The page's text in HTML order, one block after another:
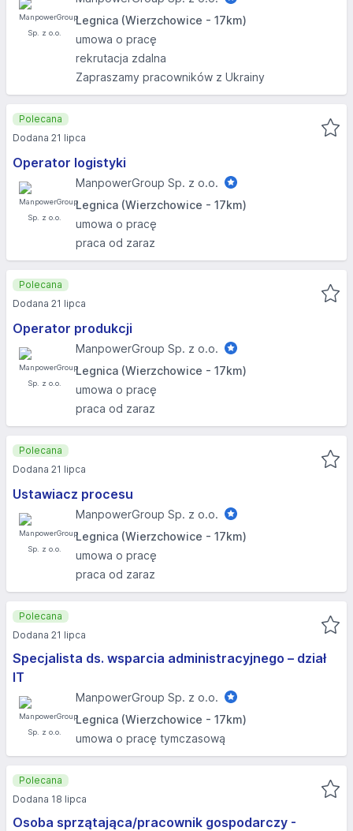
Legnica (Wierzchowice - 17km)
umowa o pracę
rekrutacja zdalna
Zapraszamy pracowników z Ukrainy
Operator logistyki
ManpowerGroup Sp. z o.o.
Legnica (Wierzchowice - 17km)
umowa o pracę
praca od zaraz
Polecana
Dodana 21 lipca
Operator produkcji
ManpowerGroup Sp. z o.o.
Legnica (Wierzchowice - 17km)
umowa o pracę
praca od zaraz
Polecana
Dodana 21 lipca
Ustawiacz procesu
ManpowerGroup Sp. z o.o.
Legnica (Wierzchowice - 17km)
umowa o pracę
praca od zaraz
Polecana
Dodana 21 lipca
Specjalista ds. wsparcia administracyjnego – dział
IT
ManpowerGroup Sp. z o.o.
Legnica (Wierzchowice - 17km)
umowa o pracę tymczasową
Polecana
Dodana 21 lipca
Osoba sprzątająca/pracownik gospodarczy -
Polecana
Dodana 18 lipca